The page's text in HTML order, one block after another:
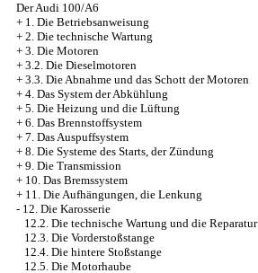
Der Audi 100/A6
+ 1. Die Betriebsanweisung
+ 2. Die technische Wartung
+ 3. Die Motoren
+ 3.2. Die Dieselmotoren
+ 3.3. Die Abnahme und das Schott der Motoren
+ 4. Das System der Abkühlung
+ 5. Die Heizung und die Lüftung
+ 6. Das Brennstoffsystem
+ 7. Das Auspuffsystem
+ 8. Die Systeme des Starts, der Zündung
+ 9. Die Transmission
+ 10. Das Bremssystem
+ 11. Die Aufhängungen, die Lenkung
- 12. Die Karosserie
12.2. Die technische Wartung und die Reparatur
12.3. Die Vorderstoßstange
12.4. Die hintere Stoßstange
12.5. Die Motorhaube